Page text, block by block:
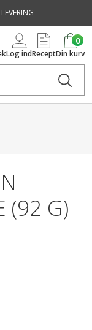
Log indRecept
0
Din kurv
(92 G)